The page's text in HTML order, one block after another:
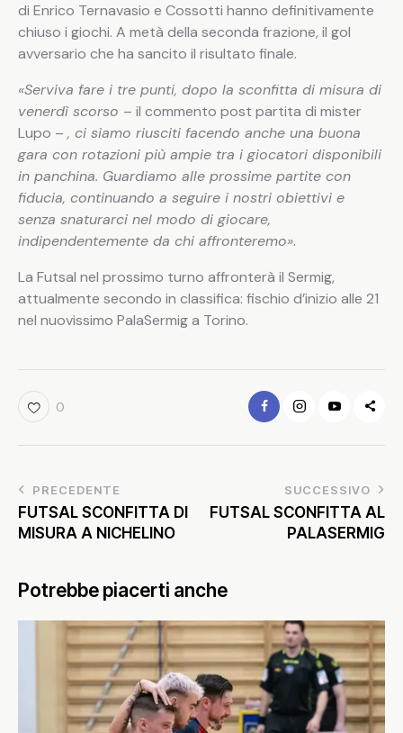
di Enrico Ternavasio e Cossotti hanno definitivamente
chiuso i giochi. A metà della seconda frazione, il gol
avversario che ha sancito il risultato finale.
«Serviva fare i tre punti, dopo la sconfitta di misura di
venerdì scorso – il commento post partita di mister
Lupo –, ci siamo riusciti facendo anche una buona
gara con rotazioni più ampie tra i giocatori disponibili
in panchina. Guardiamo alle prossime partite con
fiducia, continuando a seguire i nostri obiettivi e
senza snaturarci nel modo di giocare,
indipendentemente da chi affronteremo».
La Futsal nel prossimo turno affronterà il Sermig,
attualmente secondo in classifica: fischio d’inizio alle 21
nel nuovissimo PalaSermig a Torino.
0
PRECEDENTE
FUTSAL SCONFITTA DI
MISURA A NICHELINO
SUCCESSIVO
FUTSAL SCONFITTA AL
PALASERMIG
Potrebbe piacerti anche